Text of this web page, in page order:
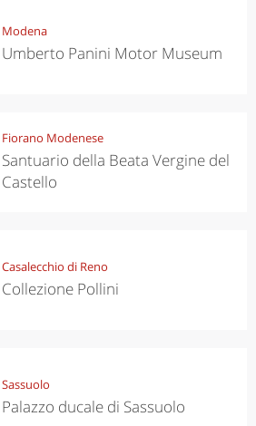
Modena
Umberto Panini Motor Museum
Fiorano Modenese
Santuario della Beata Vergine del
Castello
Casalecchio di Reno
Collezione Pollini
Sassuolo
Palazzo ducale di Sassuolo